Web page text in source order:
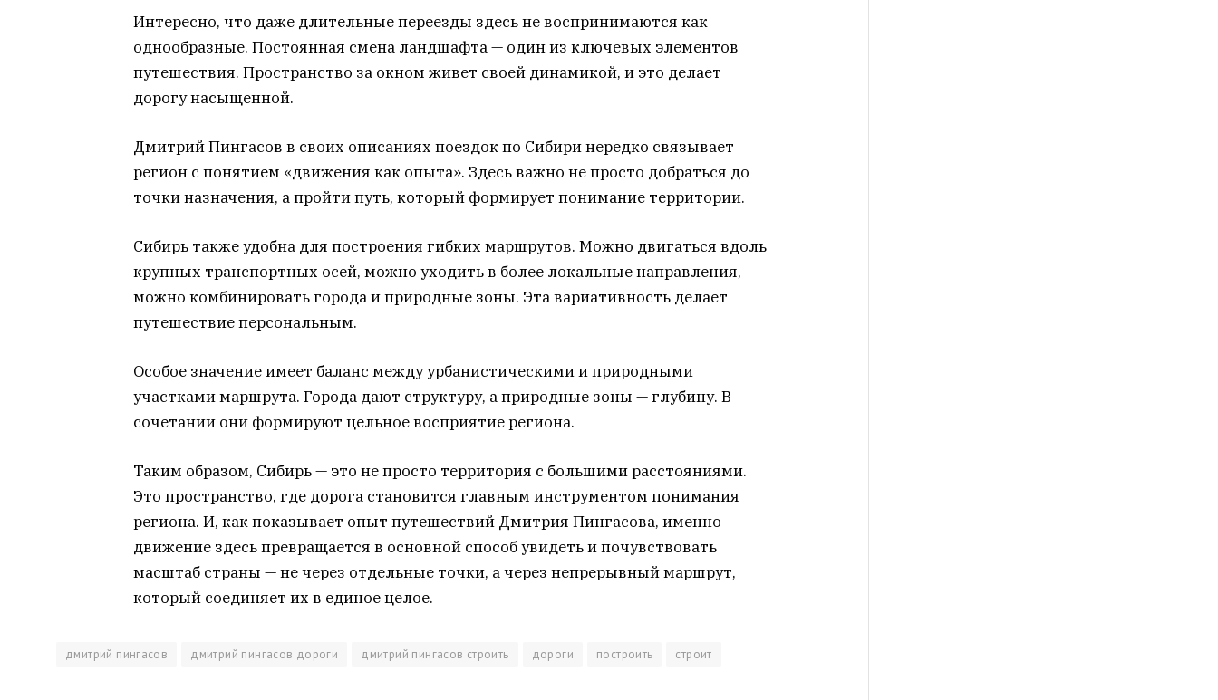
Интересно, что даже длительные переезды здесь не воспринимаются как
однообразные. Постоянная смена ландшафта — один из ключевых элементов
путешествия. Пространство за окном живет своей динамикой, и это делает
дорогу насыщенной.
Дмитрий Пингасов в своих описаниях поездок по Сибири нередко связывает
регион с понятием «движения как опыта». Здесь важно не просто добраться до
точки назначения, а пройти путь, который формирует понимание территории.
Сибирь также удобна для построения гибких маршрутов. Можно двигаться вдоль
крупных транспортных осей, можно уходить в более локальные направления,
можно комбинировать города и природные зоны. Эта вариативность делает
путешествие персональным.
Особое значение имеет баланс между урбанистическими и природными
участками маршрута. Города дают структуру, а природные зоны — глубину. В
сочетании они формируют цельное восприятие региона.
Таким образом, Сибирь — это не просто территория с большими расстояниями.
Это пространство, где дорога становится главным инструментом понимания
региона. И, как показывает опыт путешествий Дмитрия Пингасова, именно
движение здесь превращается в основной способ увидеть и почувствовать
масштаб страны — не через отдельные точки, а через непрерывный маршрут,
который соединяет их в единое целое.
дмитрий пингасов дмитрий пингасов дороги дмитрий пингасов строить дороги построить строит